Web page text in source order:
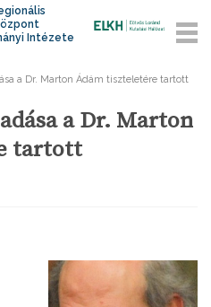
Intézete
a Dr. Marton Ádám tiszteletére tartott
a Dr. Marton
tartott